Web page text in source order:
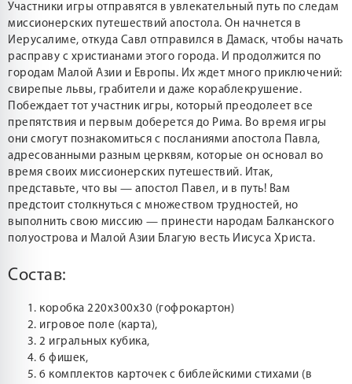
Участники игры отправятся в увлекательный путь по следам
миссионерских путешествий апостола. Он начнется в
Иерусалиме, откуда Савл отправился в Дамаск, чтобы начать
расправу с христианами этого города. И продолжится по
городам Малой Азии и Европы. Их ждет много приключений:
свирепые львы, грабители и даже кораблекрушение.
Побеждает тот участник игры, который преодолеет все
препятствия и первым доберется до Рима. Во время игры
они смогут познакомиться с посланиями апостола Павла,
адресованными разным церквям, которые он основал во
время своих миссионерских путешествий. Итак,
представьте, что вы — апостол Павел, и в путь! Вам
предстоит столкнуться с множеством трудностей, но
выполнить свою миссию — принести народам Балканского
полуострова и Малой Азии Благую весть Иисуса Христа.
Состав:
коробка 220х300х30 (гофрокартон)
игровое поле (карта),
2 игральных кубика,
6 фишек,
6 комплектов карточек с библейскими стихами (в